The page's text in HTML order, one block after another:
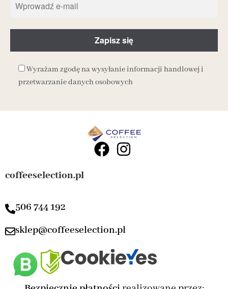
Wyrażam zgodę na wysyłanie informacji handlowej i
przetwarzanie danych osobowych
coffeeselection.pl
506 744 192
sklep@coffeeselection.pl